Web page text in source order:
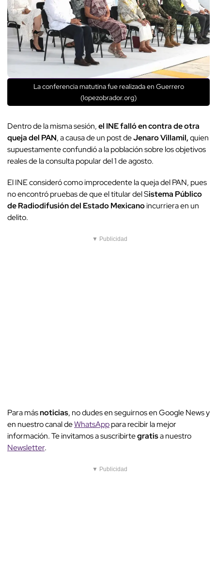
La conferencia matutina fue realizada en Guerrero
(lopezobrador.org)
Dentro de la misma sesión,el INE falló en contra de otra
queja del PAN, a causa de un post deJenaro Villamil,quien
supuestamente confundió a la población sobre los objetivos
reales de la consulta popular del 1 de agosto.
El INE consideró como improcedente la queja del PAN, pues
no encontró pruebas de que el titular del Sistema Público
de Radiodifusión del Estado Mexicanoincurriera en un
delito.
▼ Publicidad
Para másnoticias, no dudes en seguirnos en Google News y
en nuestro canal deWhatsApppara recibir la mejor
información. Te invitamos a suscribirtegratisa nuestro
Newsletter.
▼ Publicidad